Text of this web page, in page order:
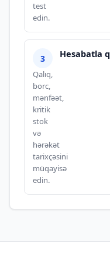
test
edin.
Hesabatla
Qalıq,
borc,
mənfəət,
kritik
stok
və
hərəkət
tarixçəsini
müqayisə
edin.